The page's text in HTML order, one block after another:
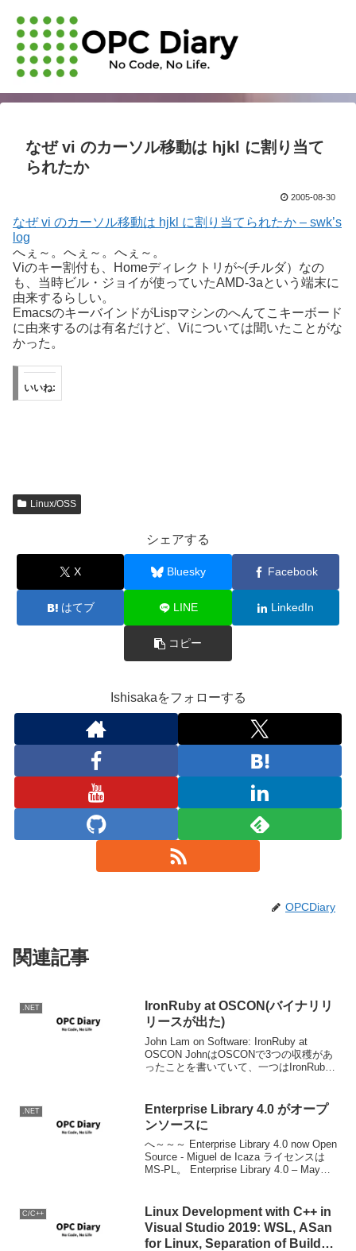
なぜ vi のカーソル移動は hjkl に割り当て
られたか
2005-08-30
なぜ vi のカーソル移動は hjkl に割り当てられたか – swk’s
log
へぇ～。へぇ～。へぇ～。
Viのキー割付も、Homeディレクトリが~(チルダ）なの
も、当時ビル・ジョイが使っていたAMD-3aという端末に
由来するらしい。
EmacsのキーバインドがLispマシンのへんてこキーボード
に由来するのは有名だけど、Viについては聞いたことがな
かった。
いいね:
Linux/OSS
シェアする
X Bluesky Facebook
はてブ LINE LinkedIn
コピー
Ishisakaをフォローする
OPCDiary
関連記事
.NET
IronRuby at OSCON(バイナリリ
リースが出た)
John Lam on Software: IronRuby at
OSCON JohnはOSCONで3つの収穫があ
ったことを書いていて、一つはIronRuby
.NET
Enterprise Library 4.0 がオープ
ンソースに
へ～～～ Enterprise Library 4.0 now Open
Source - Miguel de Icaza ライセンスは
MS-PL。 Enterprise Library 4.0 – May
C/C++
Linux Development with C++ in
Visual Studio 2019: WSL, ASan
for Linux, Separation of Build